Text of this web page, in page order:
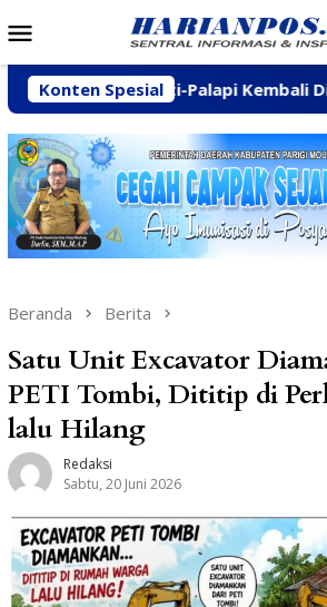
ke
Mobile
Konten Spesial
Palapi Kembali Disuarakan di
Beranda Berita
Satu Unit Excavator
PETI Tombi, Dititip di
lalu Hilang
Redaksi
Sabtu, 20 Juni 2026